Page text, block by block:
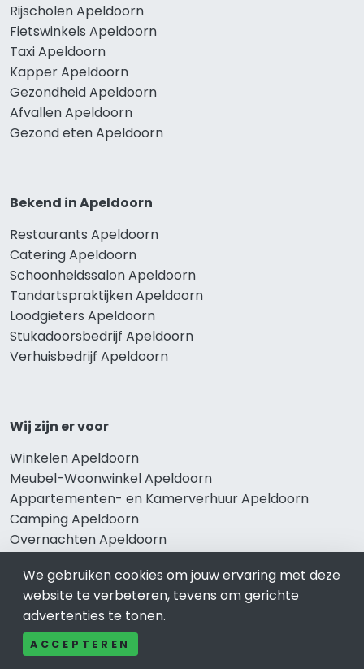
Rijscholen Apeldoorn
Fietswinkels Apeldoorn
Taxi Apeldoorn
Kapper Apeldoorn
Gezondheid Apeldoorn
Afvallen Apeldoorn
Gezond eten Apeldoorn
Bekend in Apeldoorn
Restaurants Apeldoorn
Catering Apeldoorn
Schoonheidssalon Apeldoorn
Tandartspraktijken Apeldoorn
Loodgieters Apeldoorn
Stukadoorsbedrijf Apeldoorn
Verhuisbedrijf Apeldoorn
Wij zijn er voor
Winkelen Apeldoorn
Meubel-Woonwinkel Apeldoorn
Appartementen- en Kamerverhuur Apeldoorn
Camping Apeldoorn
Overnachten Apeldoorn
Bungalowpark Apeldoorn
Thema’s
We gebruiken cookies om jouw ervaring met deze
website te verbeteren, tevens om gerichte
advertenties te tonen.
ACCEPTEREN